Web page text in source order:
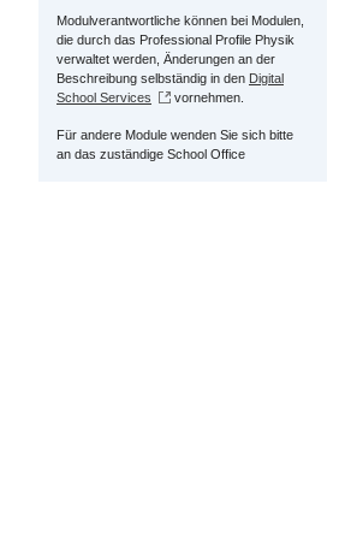
Modulverantwortliche können bei Modulen,
die durch das Professional Profile Physik
verwaltet werden, Änderungen an der
Beschreibung selbständig in den Digital
School Services
vornehmen.
Für andere Module wenden Sie sich bitte
an das zuständige School Office